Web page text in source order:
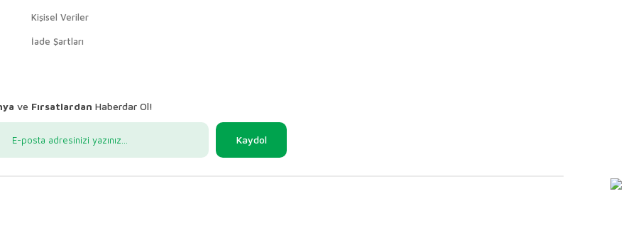
Kişisel Veriler
İade Şartları
ve Fırsatlardan Haberdar Ol!
Kaydol